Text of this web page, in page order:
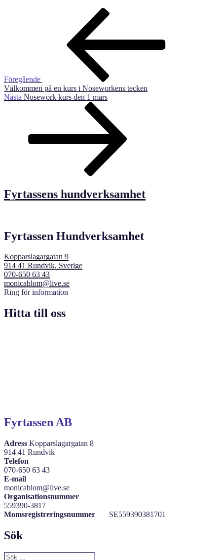
Inläggsnavigering
Föregående
Välkommen på en kurs i Noseworkens tecken
Nästa
Nästa Nosework kurs den 1 mars
Fyrtassens hundverksamhet
Fyrtassen Hundverksamhet
Kopparslagargatan 9
914 41 Rundvik, Sverige
070-650 63 43
monicablom@live.se
Ring för information
Hitta till oss
Fyrtassen AB
Adress Kopparslagargatan 8
914 41 Rundvik
Telefon
070-650 63 43
E-mail
monicablom@live.se
Organisationsnummer
559390-3817
Momsregistreringsnummer
SE559390381701
Sök
Sök